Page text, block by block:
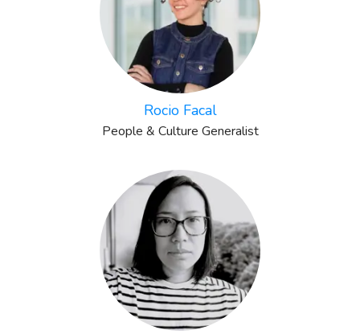
Rocio Facal
People & Culture Generalist